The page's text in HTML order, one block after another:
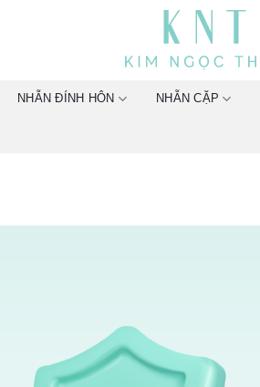
NHẪN ĐÍNH HÔN NHẪN CẶP